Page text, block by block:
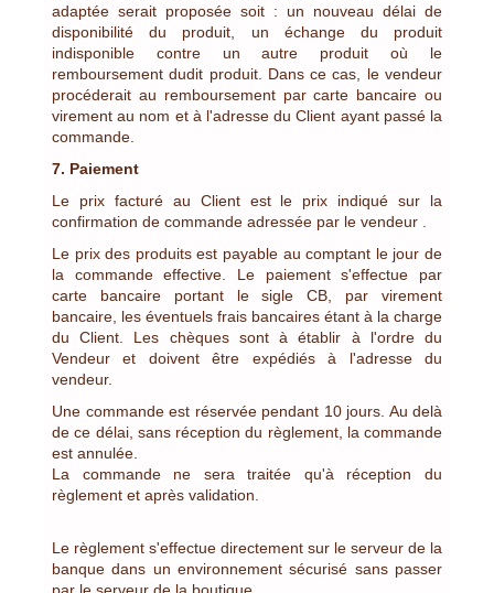
adaptée serait proposée soit : un nouveau délai de
disponibilité du produit, un échange du produit
indisponible contre un autre produit où le
remboursement dudit produit. Dans ce cas, le vendeur
procéderait au remboursement par carte bancaire ou
virement au nom et à l'adresse du Client ayant passé la
commande.
7. Paiement
Le prix facturé au Client est le prix indiqué sur la
confirmation de commande adressée par le vendeur .
Le prix des produits est payable au comptant le jour de
la commande effective. Le paiement s'effectue par
carte bancaire portant le sigle CB, par virement
bancaire, les éventuels frais bancaires étant à la charge
du Client. Les chèques sont à établir à l'ordre du
Vendeur et doivent être expédiés à l'adresse du
vendeur.
Une commande est réservée pendant 10 jours. Au delà
de ce délai, sans réception du règlement, la commande
est annulée.
La commande ne sera traitée qu'à réception du
règlement et après validation.
Le règlement s'effectue directement sur le serveur de la
banque dans un environnement sécurisé sans passer
par le serveur de la boutique.